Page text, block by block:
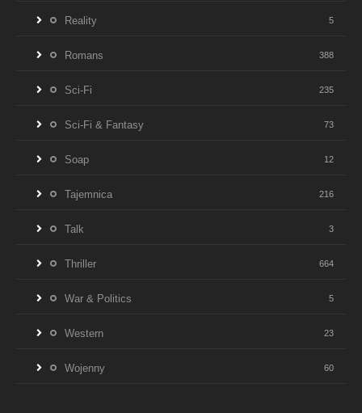
Reality 5
Romans 388
Sci-Fi 235
Sci-Fi & Fantasy 73
Soap 12
Tajemnica 216
Talk 3
Thriller 664
War & Politics 5
Western 23
Wojenny 60